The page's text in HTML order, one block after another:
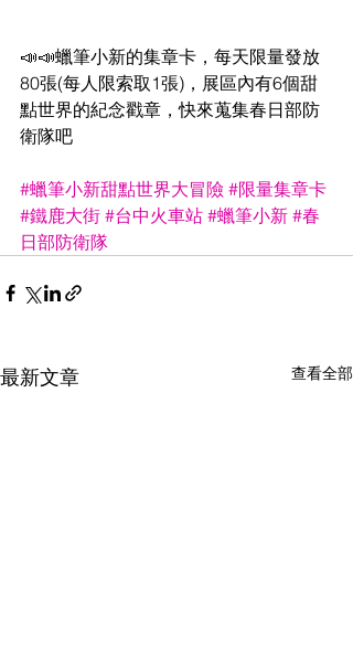
📣📣蠟筆小新的集章卡，每天限量發放
80張(每人限索取1張)，展區內有6個甜
點世界的紀念戳章，快來蒐集春日部防
衛隊吧​
#蠟筆小新甜點世界大冒險 #限量集章卡
#鐵鹿大街 #台中火車站 #蠟筆小新 #春
日部防衛隊
最新文章 查看全部